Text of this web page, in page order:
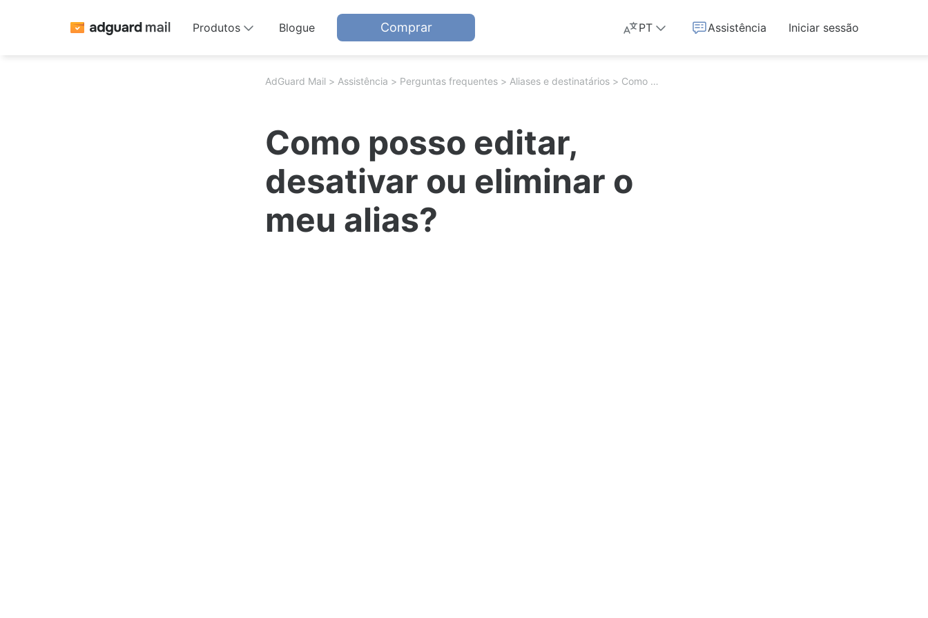
Produtos Blogue Comprar PT Assistência Iniciar sessão
AdGuard Mail Assistência Perguntas frequentes Aliases e destinatários Como posso editar, desativar ou eliminar o meu alias?
Como posso editar,
desativar ou eliminar o
meu alias?